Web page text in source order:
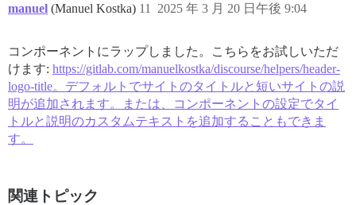
manuel (Manuel Kostka) 2025 年 3 月 20 日午後 9:04
11
コンポーネントにラップしました。こちらをお試しいただ
けます: https://gitlab.com/manuelkostka/discourse/helpers/header-
logo-title。デフォルトでサイトのタイトルと短いサイトの説
明が追加されます。または、コンポーネントの設定でタイ
トルと説明のカスタムテキストを追加することもできま
す。
関連トピック